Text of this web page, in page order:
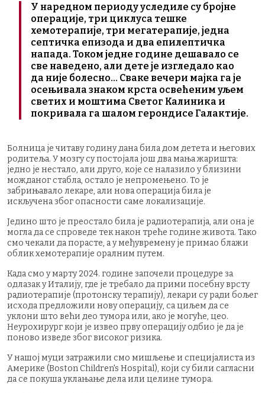
У наредном периоду уследиле су бројне
операције, три циклуса тешке
хемотерапије, три мегатерапије, једна
септичка епизода и два епилептичка
напада. Током једне године дешавало се
све наведено, али дете је изгледало као
да није болесно... Сваке вечери мајка га је
осењивала знаком крста освећеним уљем
светих и моштима Светог Калиника и
покривала га шалoм герондисе Галактије.
Болница је читаву годину дана била дом детета и његових
родитеља. У мозгу су постојала још два мања жаришта:
једно је нестало, али друго, које се налазило у близини
можданог стабла, остало је непромењено. То је
забрињавало лекаре, али нова операција била је
искључена због опасности саме локализације.
Једино што је преостало била је радиотерапија, али она је
могла да се спроведе тек након треће године живота. Тако
смо чекали да порасте, а у међувремену је примао блажи
облик хемотерапије оралним путем.
Када смо у марту 2024. године започели процедуре за
одлазак у Италију, где је требало да прими посебну врсту
радиотерапије (протонску терапију), лекари су ради бољег
исхода предложили нову операцију, са циљем да се
уклони што већи део тумора или, ако је могуће, цео.
Неурохирург који је извео прву операцију одбио је да је
поново изведе због високог ризика.
У нашој муци затражили смо мишљење и специјалиста из
Америке (Boston Children's Hospital), који су били сагласни
да се покуша уклањање дела или целине тумора.